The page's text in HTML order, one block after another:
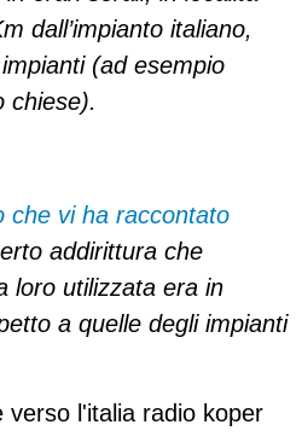
dall’impianto italiano,
(ad esempio
chiese).
che vi ha raccontato
addirittura che
loro utilizzata era in
a quelle degli impianti